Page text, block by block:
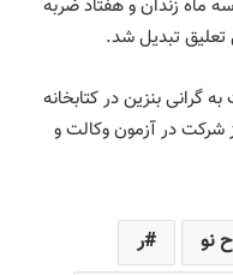
ماه زندان و هفتاد ضربه
تبدیل شد.
گرانی بنزین در کتابخانه
شرکت در آزمون وکالت و
نو
ر